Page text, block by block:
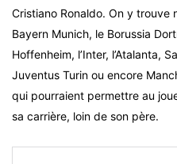
Cristiano Ronaldo. On y trouve
Bayern Munich, le Borussia
Hoffenheim, l’Inter, l’Atalanta,
Juventus Turin ou encore
qui pourraient permettre au
sa carrière, loin de son père.